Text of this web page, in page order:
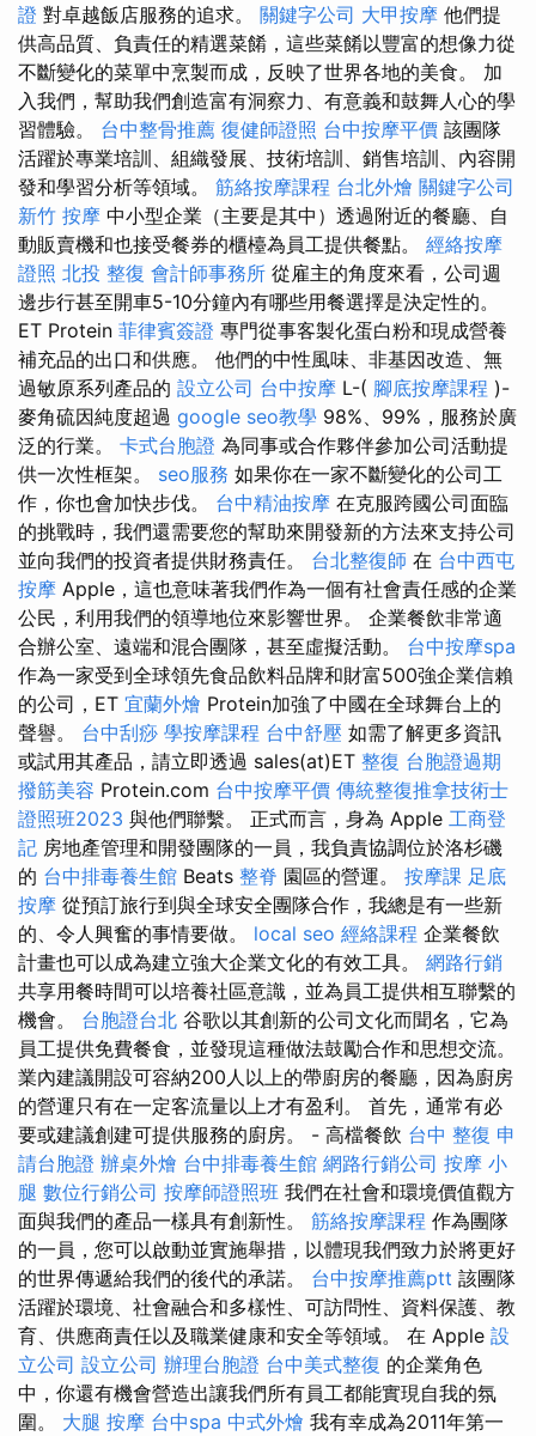
證 對卓越飯店服務的追求。 關鍵字公司 大甲按摩 他們提
供高品質、負責任的精選菜餚，這些菜餚以豐富的想像力從
不斷變化的菜單中烹製而成，反映了世界各地的美食。 加
入我們，幫助我們創造富有洞察力、有意義和鼓舞人心的學
習體驗。 台中整骨推薦 復健師證照 台中按摩平價 該團隊
活躍於專業培訓、組織發展、技術培訓、銷售培訓、內容開
發和學習分析等領域。 筋絡按摩課程 台北外燴 關鍵字公司
新竹 按摩 中小型企業（主要是其中）透過附近的餐廳、自
動販賣機和也接受餐券的櫃檯為員工提供餐點。 經絡按摩
證照 北投 整復 會計師事務所 從雇主的角度來看，公司週
邊步行甚至開車5-10分鐘內有哪些用餐選擇是決定性的。
ET Protein 菲律賓簽證 專門從事客製化蛋白粉和現成營養
補充品的出口和供應。 他們的中性風味、非基因改造、無
過敏原系列產品的 設立公司 台中按摩 L-( 腳底按摩課程 )-
麥角硫因純度超過 google seo教學 98%、99%，服務於廣
泛的行業。 卡式台胞證 為同事或合作夥伴參加公司活動提
供一次性框架。 seo服務 如果你在一家不斷變化的公司工
作，你也會加快步伐。 台中精油按摩 在克服跨國公司面臨
的挑戰時，我們還需要您的幫助來開發新的方法來支持公司
並向我們的投資者提供財務責任。 台北整復師 在 台中西屯
按摩 Apple，這也意味著我們作為一個有社會責任感的企業
公民，利用我們的領導地位來影響世界。 企業餐飲非常適
合辦公室、遠端和混合團隊，甚至虛擬活動。 台中按摩spa
作為一家受到全球領先食品飲料品牌和財富500強企業信賴
的公司，ET 宜蘭外燴 Protein加強了中國在全球舞台上的
聲譽。 台中刮痧 學按摩課程 台中舒壓 如需了解更多資訊
或試用其產品，請立即透過 sales(at)ET 整復 台胞證過期
撥筋美容 Protein.com 台中按摩平價 傳統整復推拿技術士
證照班2023 與他們聯繫。 正式而言，身為 Apple 工商登
記 房地產管理和開發團隊的一員，我負責協調位於洛杉磯
的 台中排毒養生館 Beats 整脊 園區的營運。 按摩課 足底
按摩 從預訂旅行到與全球安全團隊合作，我總是有一些新
的、令人興奮的事情要做。 local seo 經絡課程 企業餐飲
計畫也可以成為建立強大企業文化的有效工具。 網路行銷
共享用餐時間可以培養社區意識，並為員工提供相互聯繫的
機會。 台胞證台北 谷歌以其創新的公司文化而聞名，它為
員工提供免費餐食，並發現這種做法鼓勵合作和思想交流。
業內建議開設可容納200人以上的帶廚房的餐廳，因為廚房
的營運只有在一定客流量以上才有盈利。 首先，通常有必
要或建議創建可提供服務的廚房。 - 高檔餐飲 台中 整復 申
請台胞證 辦桌外燴 台中排毒養生館 網路行銷公司 按摩 小
腿 數位行銷公司 按摩師證照班 我們在社會和環境價值觀方
面與我們的產品一樣具有創新性。 筋絡按摩課程 作為團隊
的一員，您可以啟動並實施舉措，以體現我們致力於將更好
的世界傳遞給我們的後代的承諾。 台中按摩推薦ptt 該團隊
活躍於環境、社會融合和多樣性、可訪問性、資料保護、教
育、供應商責任以及職業健康和安全等領域。 在 Apple 設
立公司 設立公司 辦理台胞證 台中美式整復 的企業角色
中，你還有機會營造出讓我們所有員工都能實現自我的氛
圍。 大腿 按摩 台中spa 中式外燴 我有幸成為2011年第一